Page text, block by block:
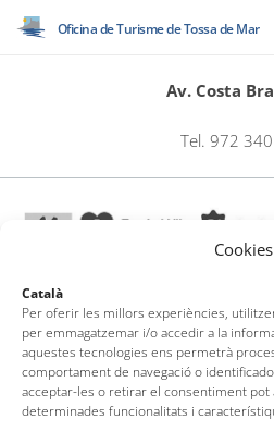
Cookies
Català
Per oferir les millors experiències,
per emmagatzemar i/o accedir a la
aquestes tecnologies ens permetrà
comportament de navegació o
acceptar-les o retirar el consentiment pot
determinades funcionalitats i
Oficina de Turisme de Tossa de Mar
Av. Costa
Tel. 972
Oficina de Turisme
Av. del Pelegrí, 25 – Edifici La
(Girona –
Tel: + 00 34 972 340 108 ·